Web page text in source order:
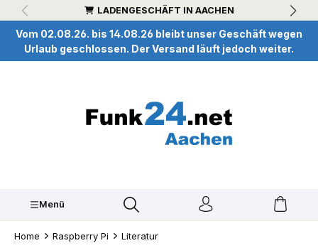
springen LADENGESCHÄFT IN AACHEN
Vom 02.08.26. bis 14.08.26 bleibt unser Geschäft wegen
Urlaub geschlossen. Der Versand läuft jedoch weiter.
Menü
Home Raspberry Pi Literatur